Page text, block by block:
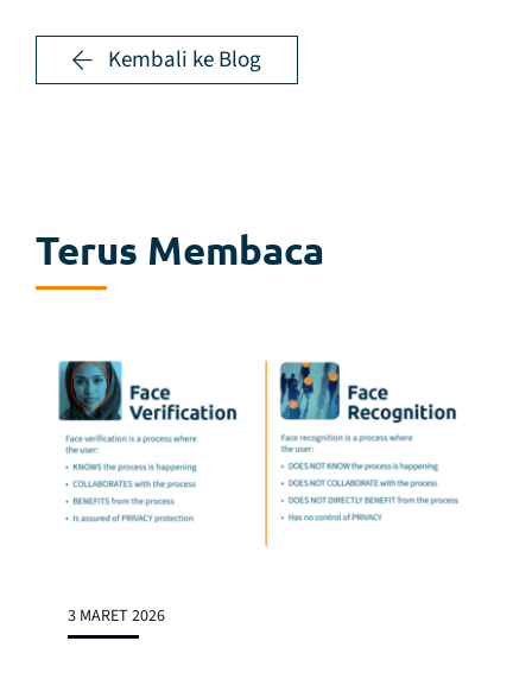
Kembali ke Blog
Terus Membaca
3 MARET 2026